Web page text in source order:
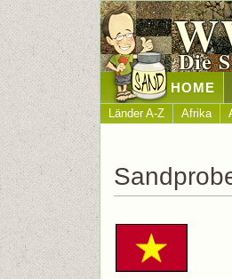
Die
HOME
Länder A-Z Afrika